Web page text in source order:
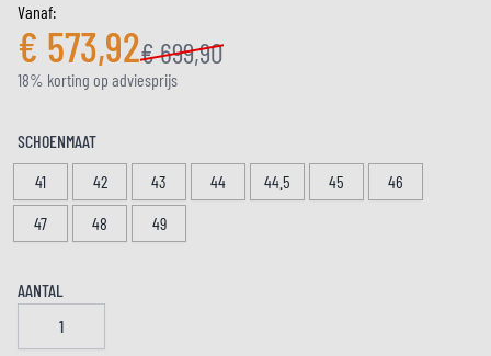
Vanaf:
€ 573,92€ 699,90
18% korting op adviesprijs
SCHOENMAAT
41
42 43 44 44.5 45
46
47
48 49
AANTAL